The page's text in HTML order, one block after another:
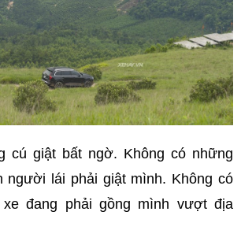
cú giật bất ngờ. Không có những
người lái phải giật mình. Không có
đang phải gồng mình vượt địa